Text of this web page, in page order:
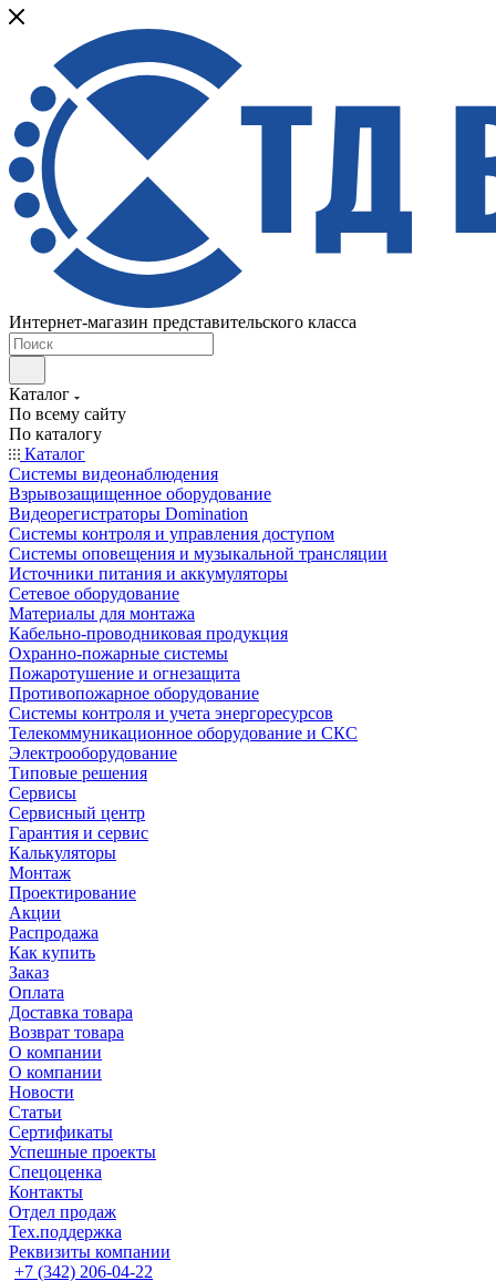
Интернет-магазин представительского класса
Каталог
По всему сайту
По каталогу
Каталог
Системы видеонаблюдения
Взрывозащищенное оборудование
Видеорегистраторы Domination
Системы контроля и управления доступом
Системы оповещения и музыкальной трансляции
Источники питания и аккумуляторы
Сетевое оборудование
Материалы для монтажа
Кабельно-проводниковая продукция
Охранно-пожарные системы
Пожаротушение и огнезащита
Противопожарное оборудование
Системы контроля и учета энергоресурсов
Телекоммуникационное оборудование и СКС
Электрооборудование
Типовые решения
Сервисы
Сервисный центр
Гарантия и сервис
Калькуляторы
Монтаж
Проектирование
Акции
Распродажа
Как купить
Заказ
Оплата
Доставка товара
Возврат товара
О компании
О компании
Новости
Статьи
Сертификаты
Успешные проекты
Спецоценка
Контакты
Отдел продаж
Тех.поддержка
Реквизиты компании
+7 (342) 206-04-22